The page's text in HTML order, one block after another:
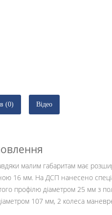
(0) Відео
малим габаритам має
16 мм. На ДСП нанесено
профілю діаметром 25 мм з
107 мм, 2 колеса